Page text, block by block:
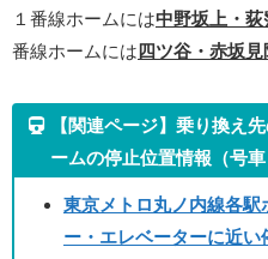
１番線ホームには中野坂上・
番線ホームには四ツ谷・赤坂
【関連ページ】乗り換え
ームの停止位置情報（号車
東京メトロ丸ノ内線各駅
ー・エレベーターに近い